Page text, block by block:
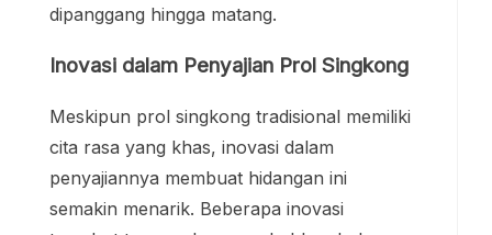
dipanggang hingga matang.
Inovasi dalam Penyajian Prol Singkong
Meskipun prol singkong tradisional memiliki
cita rasa yang khas, inovasi dalam
penyajiannya membuat hidangan ini
semakin menarik. Beberapa inovasi